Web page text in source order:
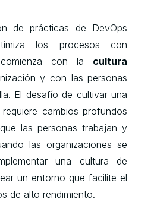
de prácticas de DevOps
los procesos con
con la cultura
y con las personas
El desafío de cultivar una
cambios profundos
las personas trabajan y
las organizaciones se
una cultura de
un entorno que facilite el
de alto rendimiento.